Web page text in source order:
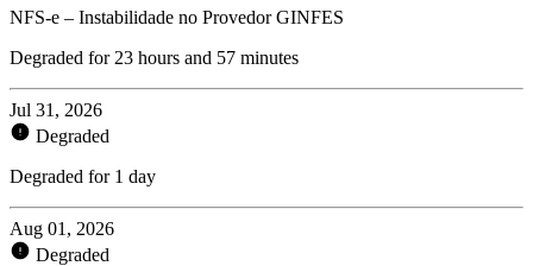
NFS-e – Instabilidade no Provedor GINFES
Degraded for 23 hours and 57 minutes
Jul 31, 2026
Degraded
Degraded for 1 day
Aug 01, 2026
Degraded